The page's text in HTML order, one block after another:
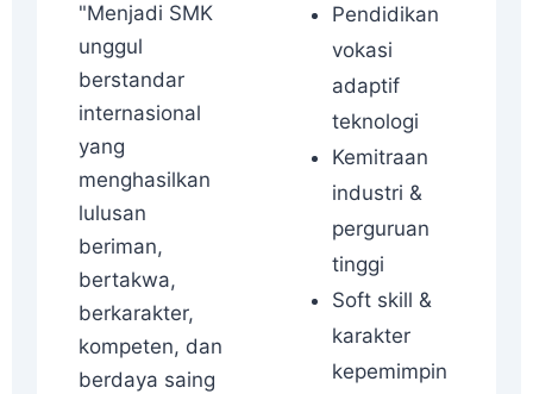
"Menjadi SMK
unggul
berstandar
internasional
yang
menghasilkan
lulusan
beriman,
bertakwa,
berkarakter,
kompeten, dan
berdaya saing
Pendidikan
vokasi
adaptif
teknologi
Kemitraan
industri &
perguruan
tinggi
Soft skill &
karakter
kepemimpin